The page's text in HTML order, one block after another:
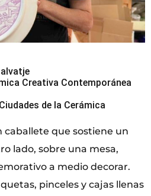
Creativa Contemporánea
de la Cerámica
caballete que sostiene un
lado, sobre una mesa,
a medio decorar.
pinceles y cajas llenas